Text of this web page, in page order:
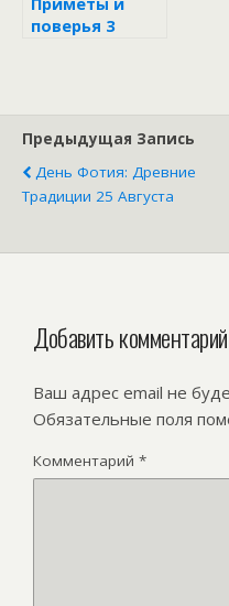
поверья 3
Предыдущая Запись
День Фотия: Древние
Традиции 25 Августа
Добавить комментарий
Ваш адрес email не
Обязательные поля
Комментарий *